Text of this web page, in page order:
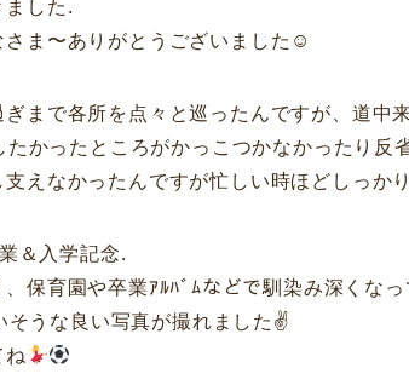
ました.
さま〜ありがとうございました☺︎
まで各所を点々と巡ったんですが、道中
たかったところがかっこつかなかったり反
えなかったんですが忙しい時ほどしっか
＆入学記念.
保育園や卒業ｱﾙﾊﾞﾑなどで馴染み深くな
そうな良い写真が撮れました✌️
ね